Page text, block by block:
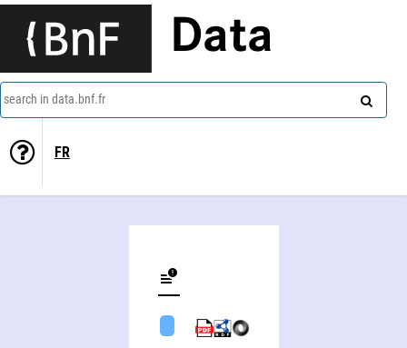
Data
search in data.bnf.fr
FR